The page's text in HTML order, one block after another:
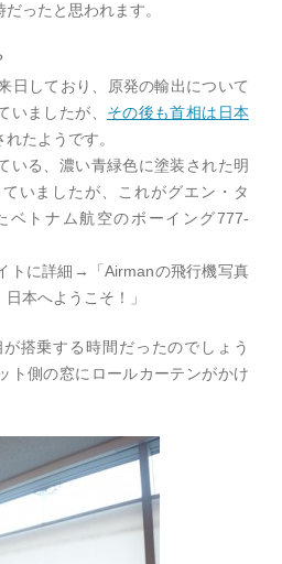
ったと思われます。
日しており、原発の輸出について
いましたが、 その後も首相は日本
れたようです。
いる、濃い青緑色に塗装された明
いましたが、これがグエン・タ
ベトナム航空のボーイング777-
トに詳細→「Airmanの飛行機写真
本へようこそ！」
搭乗する時間だったのでしょう
ト側の窓にロールカーテンがかけ